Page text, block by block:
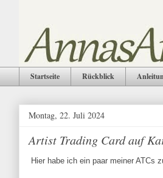
Startseite Rückblick
Montag, 22. Juli 2024
Artist Trading Card auf
Hier habe ich ein paar meiner ATCs